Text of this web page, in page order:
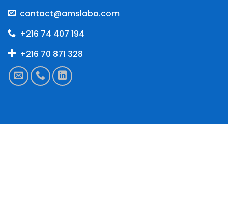
contact@amslabo.com
+216 74 407 194
+216 70 871 328